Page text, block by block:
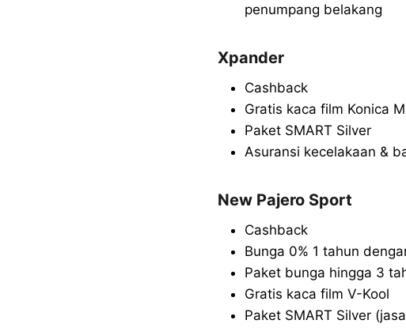
penumpang belakang
Xpander
Cashback
Gratis kaca film Konica
Paket SMART Silver
Asuransi kecelakaan &
New Pajero Sport
Cashback
Bunga 0% 1 tahun
Paket bunga hingga 3
Gratis kaca film V-Kool
Paket SMART Silver